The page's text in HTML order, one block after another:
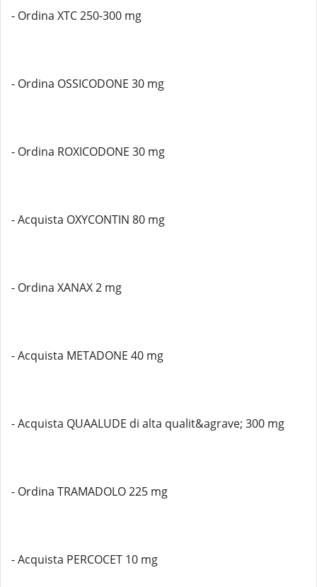
- Ordina XTC 250-300 mg
- Ordina OSSICODONE 30 mg
- Ordina ROXICODONE 30 mg
- Acquista OXYCONTIN 80 mg
- Ordina XANAX 2 mg
- Acquista METADONE 40 mg
- Acquista QUAALUDE di alta qualit&agrave; 300 mg
- Ordina TRAMADOLO 225 mg
- Acquista PERCOCET 10 mg